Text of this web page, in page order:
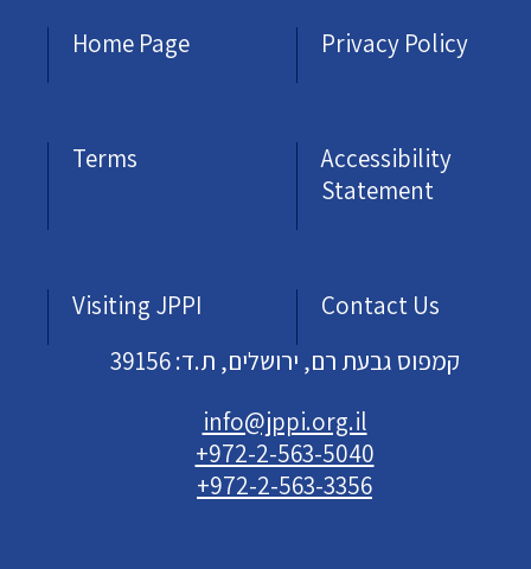
Home Page
Privacy Policy
Terms
Accessibility
Statement
Visiting JPPI
Contact Us
קמפוס גבעת רם, ירושלים, ת.ד: 39156
info@jppi.org.il
+972-2-563-5040
+972-2-563-3356